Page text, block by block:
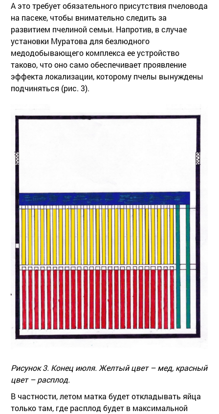
А это требует обязательного присутствия пчеловода
на пасеке, чтобы внимательно следить за
развитием пчелиной семьи. Напротив, в случае
установки Муратова для безлюдного
медодобывающего комплекса ее устройство
таково, что оно само обеспечивает проявление
эффекта локализации, которому пчелы вынуждены
подчиняться (рис. 3).
Рисунок 3. Конец июля. Желтый цвет – мед, красный
цвет – расплод.
В частности, летом матка будет откладывать яйца
только там, где расплод будет в максимальной